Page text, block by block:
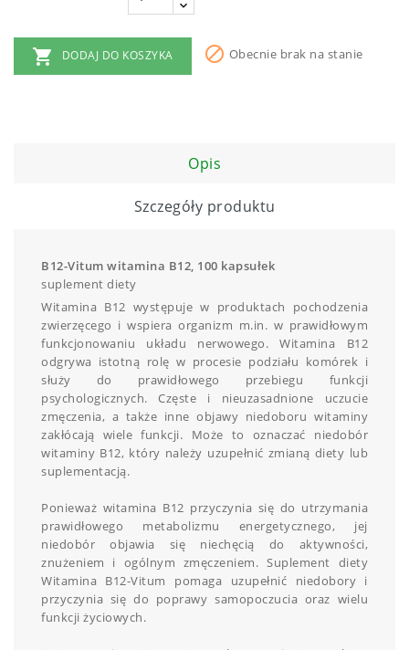
 DODAJ DO KOSZYKA  Obecnie brak na stanie
Opis
Szczegóły produktu
B12-Vitum witamina B12, 100 kapsułek
suplement diety
Witamina B12 występuje w produktach pochodzenia
zwierzęcego i wspiera organizm m.in. w prawidłowym
funkcjonowaniu układu nerwowego. Witamina B12
odgrywa istotną rolę w procesie podziału komórek i
służy do prawidłowego przebiegu funkcji
psychologicznych. Częste i nieuzasadnione uczucie
zmęczenia, a także inne objawy niedoboru witaminy
zakłócają wiele funkcji. Może to oznaczać niedobór
witaminy B12, który należy uzupełnić zmianą diety lub
suplementacją.
Ponieważ witamina B12 przyczynia się do utrzymania
prawidłowego metabolizmu energetycznego, jej
niedobór objawia się niechęcią do aktywności,
znużeniem i ogólnym zmęczeniem. Suplement diety
Witamina B12-Vitum pomaga uzupełnić niedobory i
przyczynia się do poprawy samopoczucia oraz wielu
funkcji życiowych.